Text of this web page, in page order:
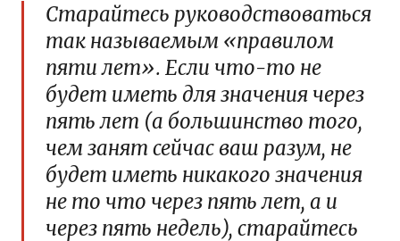
Старайтесь руководствоваться
так называемым «правилом
пяти лет». Если что-то не
будет иметь для значения через
пять лет (а большинство того,
чем занят сейчас ваш разум, не
будет иметь никакого значения
не то что через пять лет, а и
через пять недель), старайтесь